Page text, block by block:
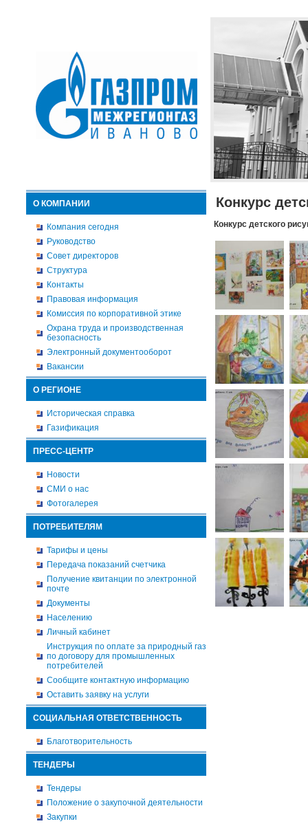
О КОМПАНИИ
Компания сегодня
Руководство
Совет директоров
Структура
Контакты
Правовая информация
Комиссия по корпоративной этике
Охрана труда и производственная
безопасность
Электронный документооборот
Вакансии
О РЕГИОНЕ
Историческая справка
Газификация
ПРЕСС-ЦЕНТР
Новости
СМИ о нас
Фотогалерея
ПОТРЕБИТЕЛЯМ
Тарифы и цены
Передача показаний счетчика
Получение квитанции по электронной
почте
Документы
Населению
Личный кабинет
Инструкция по оплате за природный газ
по договору для промышленных
потребителей
Сообщите контактную информацию
Оставить заявку на услуги
СОЦИАЛЬНАЯ ОТВЕТСТВЕННОСТЬ
Благотворительность
ТЕНДЕРЫ
Тендеры
Положение о закупочной деятельности
Закупки
Конкурс
Конкурс детского